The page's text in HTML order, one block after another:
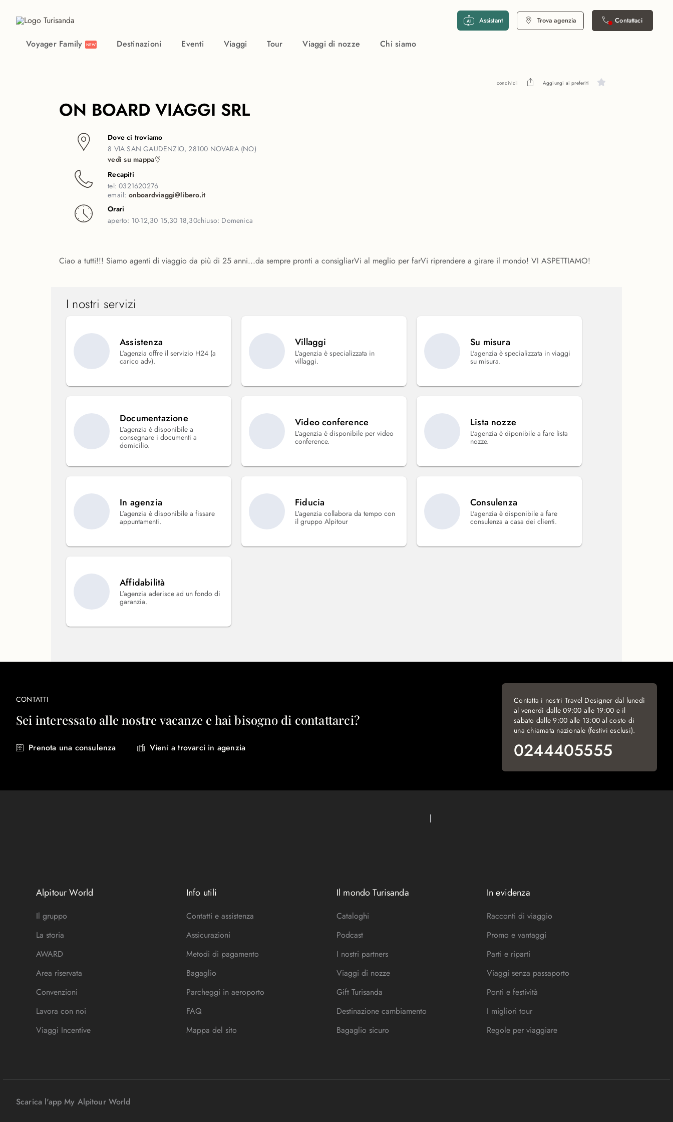
Assistant Trova agenzia Contattaci
Voyager Family NEW Destinazioni Eventi Viaggi Tour Viaggi di nozze Chi siamo
condividi Aggiungi ai preferiti
ON BOARD VIAGGI SRL
Dove ci troviamo
8 VIA SAN GAUDENZIO, 28100 NOVARA (NO)
vedi su mappa
Recapiti
tel:0321620276
email: onboardviaggi@libero.it
Orari
aperto: 10-12,30 15,30 18,30chiuso: Domenica
Ciao a tutti!!! Siamo agenti di viaggio da più di 25 anni...da sempre pronti a consigliarVi al meglio per farVi riprendere a girare il mondo! VI ASPETTIAMO!
I nostri servizi
Assistenza
L'agenzia offre il servizio H24 (a
carico adv).
Villaggi
L'agenzia è specializzata in
villaggi.
Su misura
L'agenzia è specializzata in viaggi
su misura.
Documentazione
L'agenzia è disponibile a
consegnare i documenti a
domicilio.
Video conference
L'agenzia è disponibile per video
conference.
Lista nozze
L'agenzia è diponibile a fare lista
nozze.
In agenzia
L'agenzia è disponibile a fissare
appuntamenti.
Fiducia
L'agenzia collabora da tempo con
il gruppo Alpitour
Consulenza
L'agenzia è disponibile a fare
consulenza a casa dei clienti.
Affidabilità
L'agenzia aderisce ad un fondo di
garanzia.
CONTATTI
Sei interessato alle nostre vacanze e hai bisogno di contattarci?
Prenota una consulenza Vieni a trovarci in agenzia
Contatta i nostri Travel Designer dal lunedì
al venerdì dalle 09:00 alle 19:00 e il
sabato dalle 9:00 alle 13:00 al costo di
una chiamata nazionale (festivi esclusi).
0244405555
Alpitour World
Il gruppo
La storia
AWARD
Area riservata
Convenzioni
Lavora con noi
Viaggi Incentive
Info utili
Contatti e assistenza
Assicurazioni
Metodi di pagamento
Bagaglio
Parcheggi in aeroporto
FAQ
Mappa del sito
Il mondo Turisanda
Cataloghi
Podcast
I nostri partners
Viaggi di nozze
Gift Turisanda
Destinazione cambiamento
Bagaglio sicuro
In evidenza
Racconti di viaggio
Promo e vantaggi
Parti e riparti
Viaggi senza passaporto
Ponti e festività
I migliori tour
Regole per viaggiare
Scarica l'app My Alpitour World